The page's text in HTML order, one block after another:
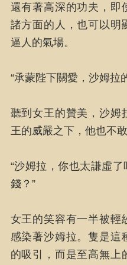
還有著高深的功夫，即
諸方面的人，也可以明
逼人的氣場。
“承蒙陛下關愛，沙姆拉
聽到女王的贊美，沙姆
王的威嚴之下，他也不
“沙姆拉，你也太謙虛
錢？”
女王的笑容有一半被輕
感染著沙姆拉。隻是這
的吸引，而是至高無上